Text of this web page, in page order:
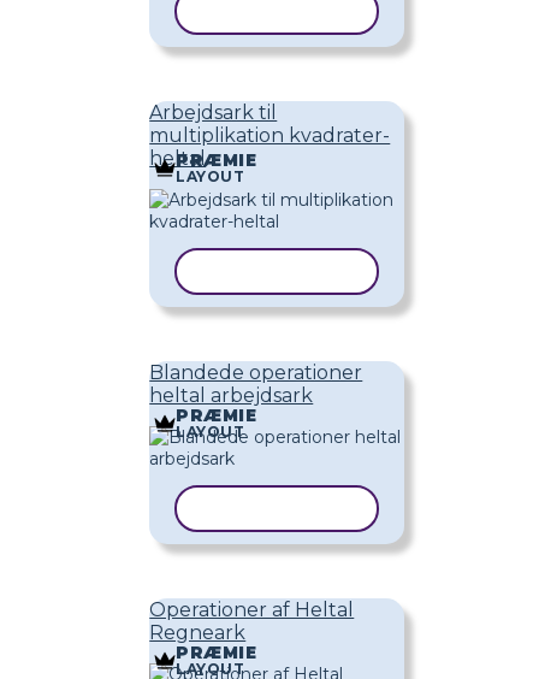
Arbejdsark til
multiplikation kvadrater-
heltalPRÆMIE
LAYOUT
Blandede operationer
heltal arbejdsark
PRÆMIE
LAYOUT
Operationer af Heltal
Regneark
PRÆMIE
LAYOUT